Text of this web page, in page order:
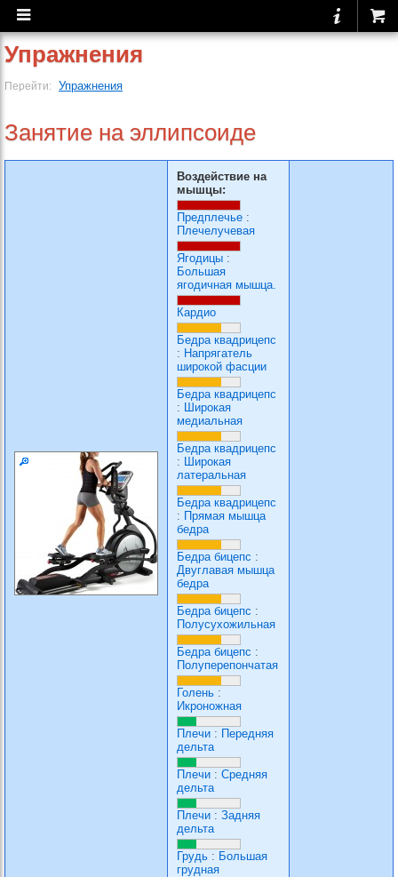
Упражнения
Перейти: Упражнения
Занятие на эллипсоиде
Воздействие на
мышцы:
Предплечье :
Плечелучевая
Ягодицы :
Большая
ягодичная мышца.
Кардио
Бедра квадрицепс
: Напрягатель
широкой фасции
Бедра квадрицепс
: Широкая
медиальная
Бедра квадрицепс
: Широкая
латеральная
Бедра квадрицепс
: Прямая мышца
бедра
Бедра бицепс :
Двуглавая мышца
бедра
Бедра бицепс :
Полусухожильная
Бедра бицепс :
Полуперепончатая
Голень :
Икроножная
Плечи : Передняя
дельта
Плечи : Средняя
дельта
Плечи : Задняя
дельта
Грудь : Большая
грудная